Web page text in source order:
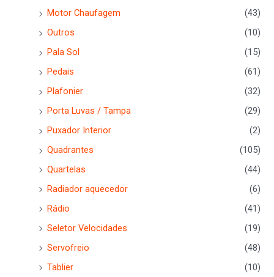
Motor Chaufagem
(43)
Outros
(10)
Pala Sol
(15)
Pedais
(61)
Plafonier
(32)
Porta Luvas / Tampa
(29)
Puxador Interior
(2)
Quadrantes
(105)
Quartelas
(44)
Radiador aquecedor
(6)
Rádio
(41)
Seletor Velocidades
(19)
Servofreio
(48)
Tablier
(10)